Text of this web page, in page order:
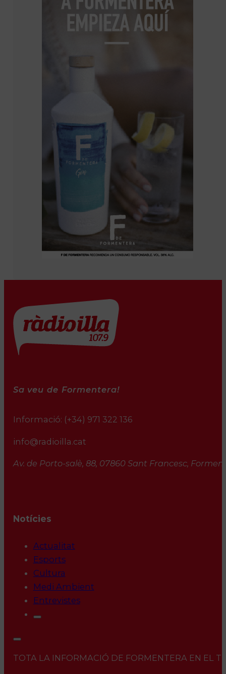
Sa veu de Formentera!
Informació: (+34) 971 322 136
info@radioilla.cat
Av. de Porto-salè, 88, 07860 Sant Francesc,
Notícies
Actualitat
Esports
Cultura
Medi Ambient
Entrevistes
TOTA LA INFORMACIÓ DE FORMENTERA EN EL